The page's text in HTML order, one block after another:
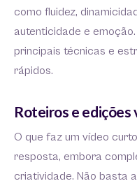
como fluidez,
autenticidade e
principais técnicas e
rápidos.
Roteiros e edições
O que faz um vídeo
resposta, embora
criatividade. Não basta